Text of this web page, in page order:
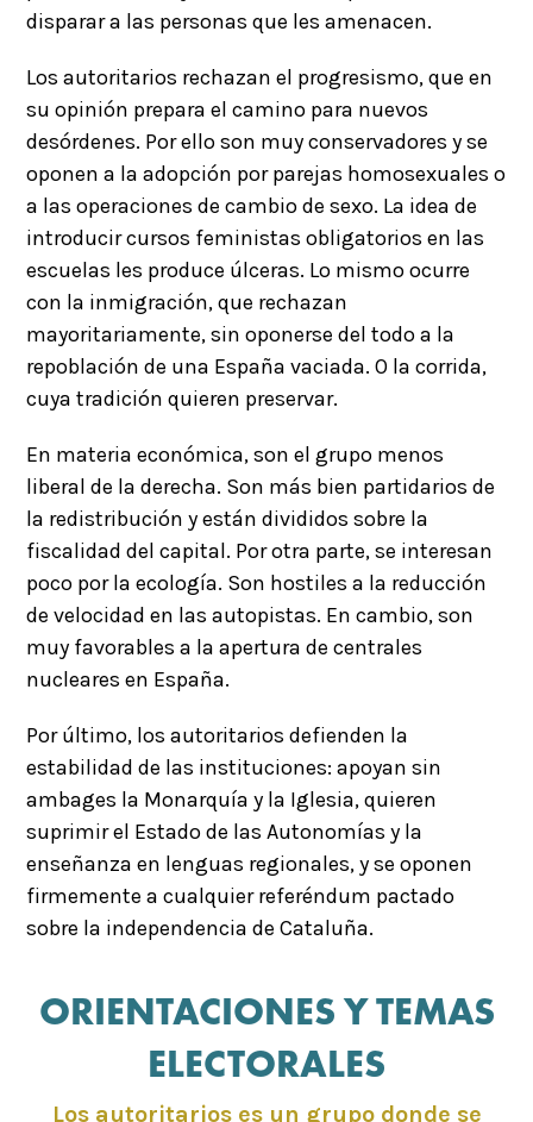
disparar a las personas que les amenacen.
Los autoritarios rechazan el progresismo, que en
su opinión prepara el camino para nuevos
desórdenes. Por ello son muy conservadores y se
oponen a la adopción por parejas homosexuales o
a las operaciones de cambio de sexo. La idea de
introducir cursos feministas obligatorios en las
escuelas les produce úlceras. Lo mismo ocurre
con la inmigración, que rechazan
mayoritariamente, sin oponerse del todo a la
repoblación de una España vaciada. O la corrida,
cuya tradición quieren preservar.
En materia económica, son el grupo menos
liberal de la derecha. Son más bien partidarios de
la redistribución y están divididos sobre la
fiscalidad del capital. Por otra parte, se interesan
poco por la ecología. Son hostiles a la reducción
de velocidad en las autopistas. En cambio, son
muy favorables a la apertura de centrales
nucleares en España.
Por último, los autoritarios defienden la
estabilidad de las instituciones: apoyan sin
ambages la Monarquía y la Iglesia, quieren
suprimir el Estado de las Autonomías y la
enseñanza en lenguas regionales, y se oponen
firmemente a cualquier referéndum pactado
sobre la independencia de Cataluña.
ORIENTACIONES Y TEMAS
ELECTORALES
Los autoritarios es un grupo donde se